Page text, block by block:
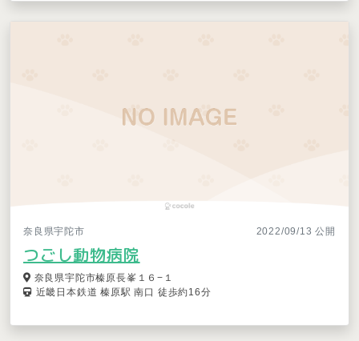
奈良県宇陀市 2022/09/13 公開
つごし動物病院
奈良県宇陀市榛原長峯１６−１
近畿日本鉄道 榛原駅 南口 徒歩約16分